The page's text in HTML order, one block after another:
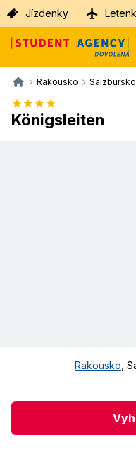
Jízdenky
Rakousko Salzbursko
Königsleiten
Rakousko